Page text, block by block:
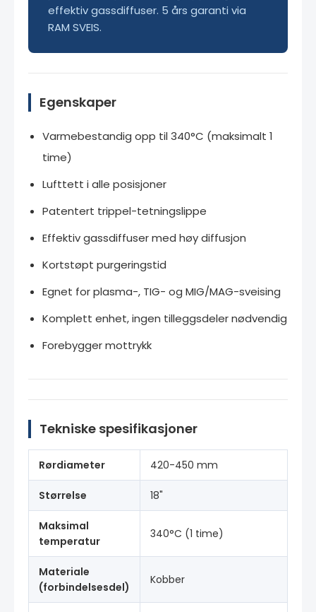
effektiv gassdiffuser. 5 års garanti via
RAM SVEIS.
Egenskaper
Varmebestandig opp til 340°C (maksimalt 1
time)
Lufttett i alle posisjoner
Patentert trippel-tetningslippe
Effektiv gassdiffuser med høy diffusjon
Kortstøpt purgeringstid
Egnet for plasma-, TIG- og MIG/MAG-sveising
Komplett enhet, ingen tilleggsdeler nødvendig
Forebygger mottrykk
Tekniske spesifikasjoner
Rørdiameter 420-450 mm
Størrelse 18"
Maksimal
temperatur
340°C (1 time)
Materiale
(forbindelsesdel)
Kobber